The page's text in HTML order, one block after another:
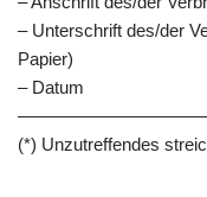
– Unterschrift des/der
Papier)
– Datum
(*) Unzutreffendes